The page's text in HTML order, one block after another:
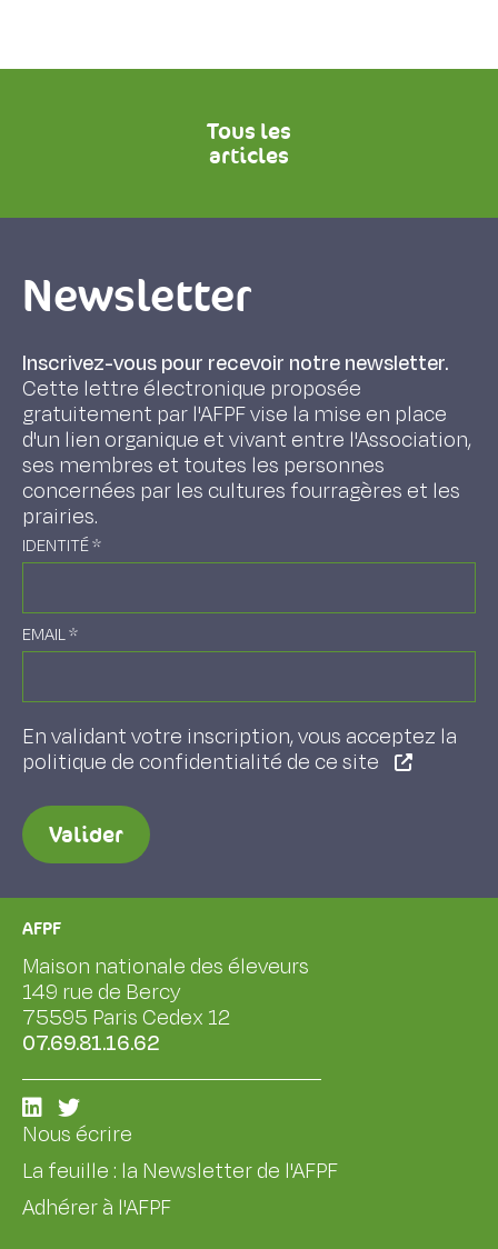
Tous les
articles
Newsletter
Inscrivez-vous pour recevoir notre newsletter.
Cette lettre électronique proposée
gratuitement par l'AFPF vise la mise en place
d'un lien organique et vivant entre l'Association,
ses membres et toutes les personnes
concernées par les cultures fourragères et les
prairies.
IDENTITÉ*
EMAIL*
En validant votre inscription, vous acceptez la
politique de confidentialité de ce site
Valider
AFPF
Maison nationale des éleveurs
149 rue de Bercy
75595 Paris Cedex 12
07.69.81.16.62
Nous écrire
La feuille : la Newsletter de l'AFPF
Adhérer à l'AFPF